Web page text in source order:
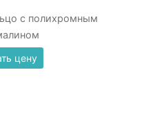
с полихромным
цену